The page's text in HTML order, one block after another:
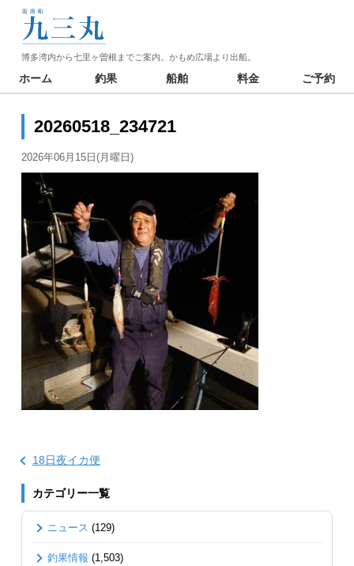
博多湾内から七里ヶ曽根までご案内。かもめ広場より出船。
ホーム 釣果 船舶 料金 ご予約
20260518_234721
2026年06月15日(月曜日)
18日夜イカ便
カテゴリー一覧
ニュース (129)
釣果情報 (1,503)